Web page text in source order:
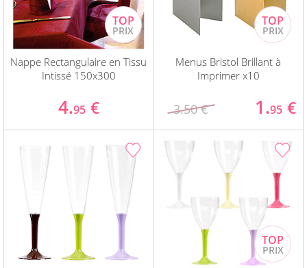
Nappe Rectangulaire en Tissu
Intissé 150x300
4.95 €
Menus Bristol Brillant à
Imprimer x10
3.50 € 1.95 €